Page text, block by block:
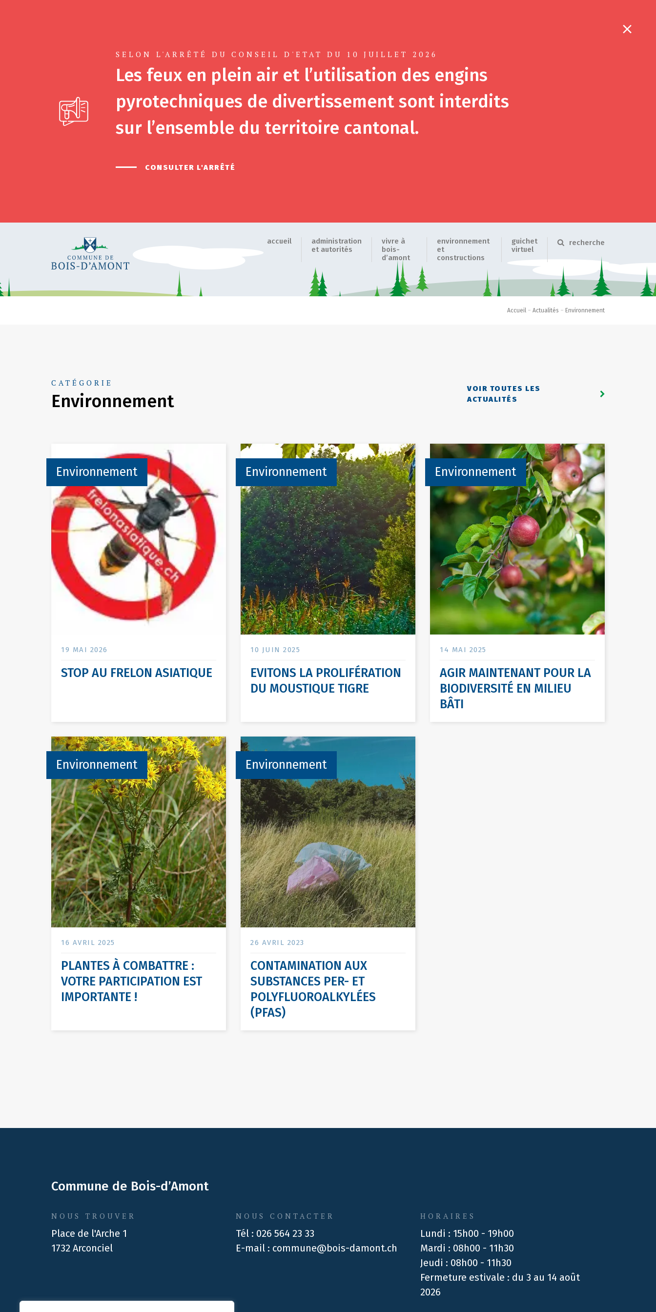
SELON L'ARRÊTÉ DU CONSEIL D'ETAT DU 10 JUILLET 2026
Les feux en plein air et l’utilisation des engins
pyrotechniques de divertissement sont interdits
sur l’ensemble du territoire cantonal.
CONSULTER L'ARRÊTÉ
accueil
administration
et autorités
vivre à
bois-
d’amont
environnement
et
constructions
guichet
virtuel
recherche
Accueil – Actualités – Environnement
CATÉGORIE
Environnement
VOIR TOUTES LES
ACTUALITÉS
Environnement
19 MAI 2026
STOP AU FRELON ASIATIQUE
Environnement
10 JUIN 2025
EVITONS LA PROLIFÉRATION
DU MOUSTIQUE TIGRE
Environnement
14 MAI 2025
AGIR MAINTENANT POUR LA
BIODIVERSITÉ EN MILIEU
BÂTI
Environnement
16 AVRIL 2025
PLANTES À COMBATTRE :
VOTRE PARTICIPATION EST
IMPORTANTE !
Environnement
26 AVRIL 2023
CONTAMINATION AUX
SUBSTANCES PER- ET
POLYFLUOROALKYLÉES
(PFAS)
Commune de Bois-d’Amont
NOUS TROUVER
Place de l'Arche 1
1732 Arconciel
NOUS CONTACTER
Tél : 026 564 23 33
E-mail : commune@bois-damont.ch
HORAIRES
Lundi : 15h00 - 19h00
Mardi : 08h00 - 11h30
Jeudi : 08h00 - 11h30
Fermeture estivale : du 3 au 14 août
2026